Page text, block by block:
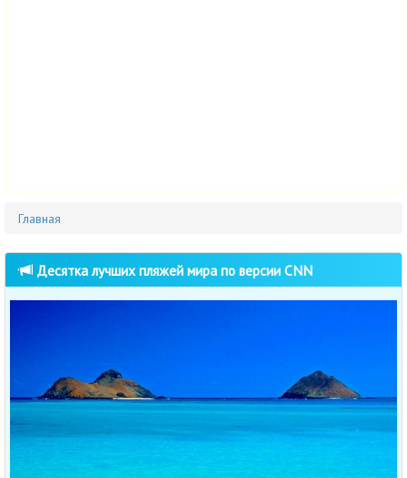
Главная
Десятка лучших пляжей мира по версии CNN